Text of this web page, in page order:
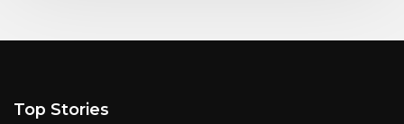
Top Stories